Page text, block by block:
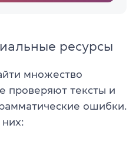
ресурсы
множество
проверяют тексты и
ошибки.